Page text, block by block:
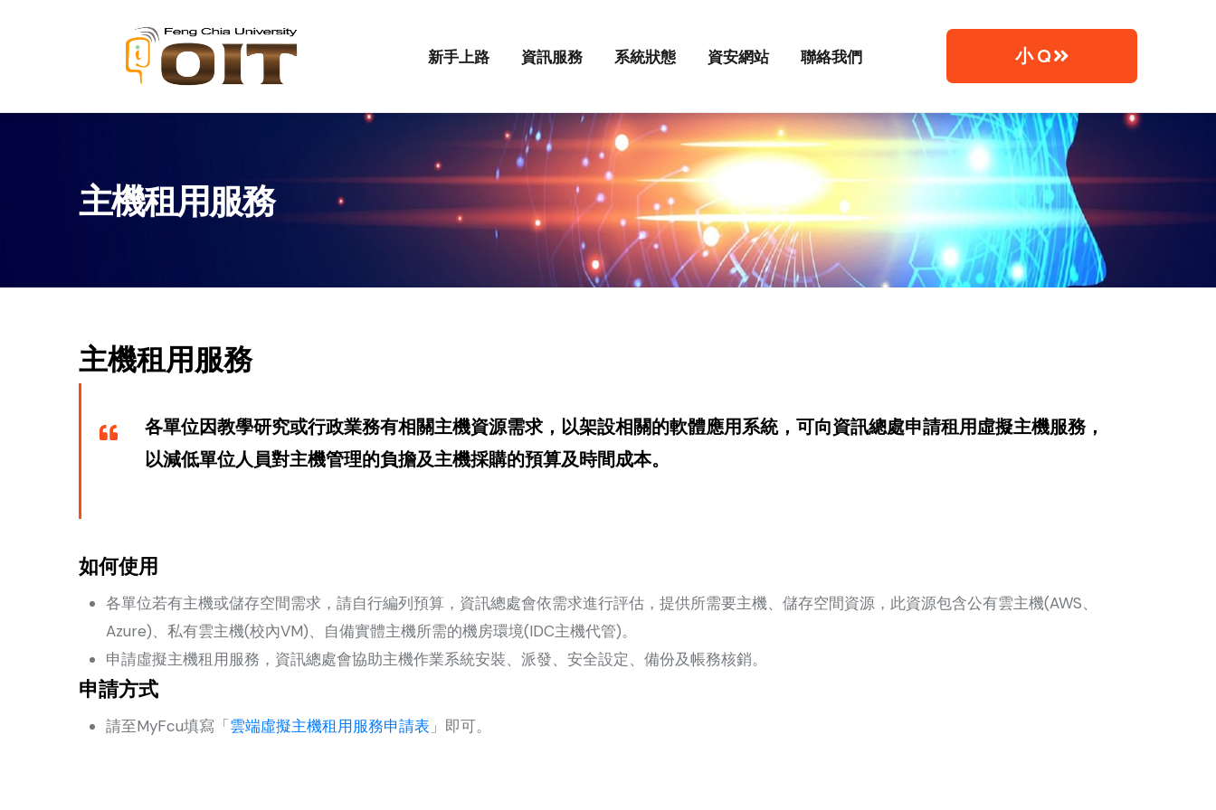
新手上路 資訊服務 系統狀態 資安網站 聯絡我們 小 Q
主機租用服務
主機租用服務
各單位因教學研究或行政業務有相關主機資源需求，以架設相關的軟體應用系統，可向資訊總處申請租用虛擬主機服務，
以減低單位人員對主機管理的負擔及主機採購的預算及時間成本。
如何使用
各單位若有主機或儲存空間需求，請自行編列預算，資訊總處會依需求進行評估，提供所需要主機、儲存空間資源，此資源包含公有雲主機(AWS、
Azure)、私有雲主機(校內VM)、自備實體主機所需的機房環境(IDC主機代管)。
申請虛擬主機租用服務，資訊總處會協助主機作業系統安裝、派發、安全設定、備份及帳務核銷。
申請方式
請至MyFcu填寫「雲端虛擬主機租用服務申請表 」即可。